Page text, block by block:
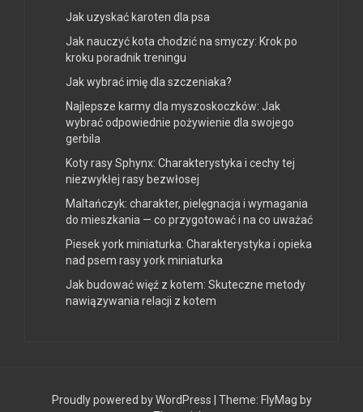
Jak uzyskać karoten dla psa
Jak nauczyć kota chodzić na smyczy: Krok po
kroku poradnik treningu
Jak wybrać imię dla szczeniaka?
Najlepsze karmy dla myszoskoczków: Jak
wybrać odpowiednie pożywienie dla swojego
gerbila
Koty rasy Sphynx: Charakterystyka i cechy tej
niezwykłej rasy bezwłosej
Maltańczyk: charakter, pielęgnacja i wymagania
do mieszkania — co przygotować i na co uważać
Piesek york miniaturka: Charakterystyka i opieka
nad psem rasy york miniaturka
Jak budować więź z kotem: Skuteczne metody
nawiązywania relacji z kotem
Proudly powered by WordPress Theme: FlyMag by